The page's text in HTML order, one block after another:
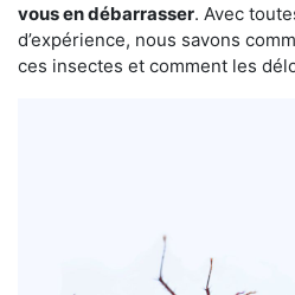
vous en débarrasser. Avec
d’expérience, nous savons
ces insectes et comment les